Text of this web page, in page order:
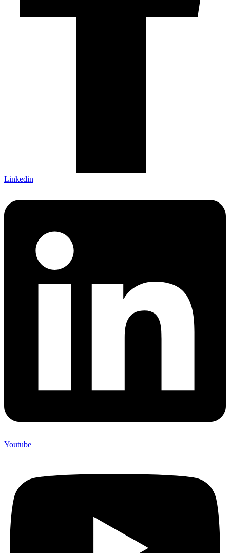
Linkedin
Youtube